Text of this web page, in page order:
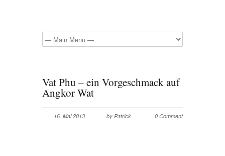
Vat Phu – ein Vorgeschmack auf
Angkor Wat
16. Mai 2013 by Patrick 0 Comment